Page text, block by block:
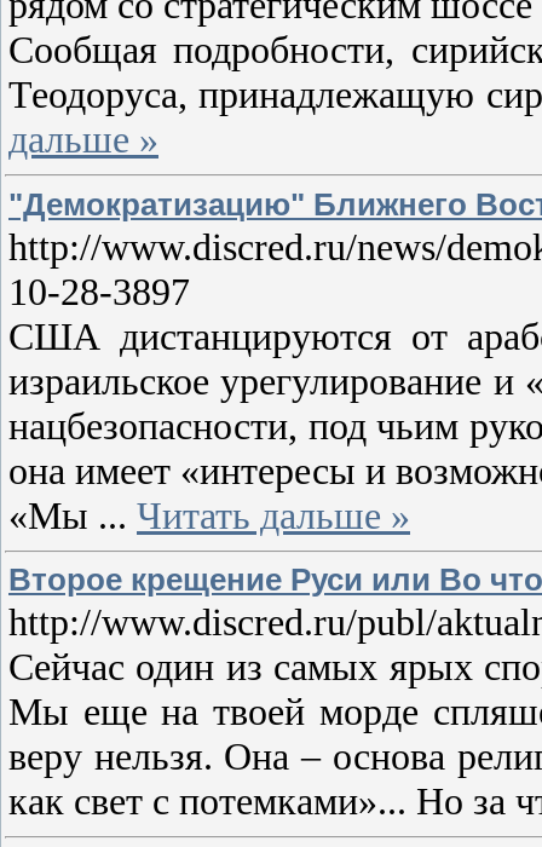
Сообщая подробности,
Теодоруса, принадлежащую
дальше »
"Демократизацию" Ближнего
http://www.discred.ru/news/
10-28-3897
США дистанцируются от
израильское урегулирование
нацбезопасности, под чьим
она имеет «интересы и
«Мы ... Читать дальше »
Второе крещение Руси или Во
http://www.discred.ru/publ/
Сейчас один из самых ярых
Мы еще на твоей морде
веру нельзя. Она – основа
как свет с потемками»... Но за